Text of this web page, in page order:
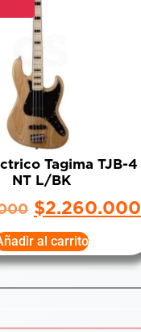
Tagima TJB-4
NT L/BK
$2.260.000
al carrito